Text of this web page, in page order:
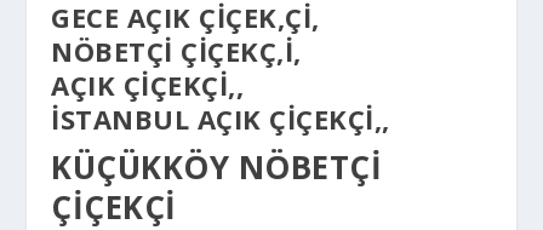
GECE AÇIK ÇIÇEK,ÇI,
NÖBETÇI ÇIÇEKÇ,I,
AÇIK ÇIÇEKÇI,,
İSTANBUL AÇIK ÇIÇEKÇI,,
KÜÇÜKKÖY NÖBETÇI
ÇIÇEKÇI